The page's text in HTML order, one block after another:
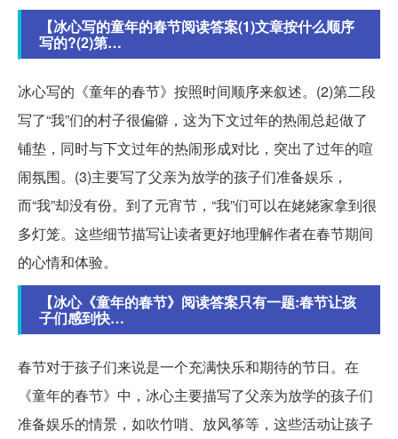
【冰心写的童年的春节阅读答案(1)文章按什么顺序
写的?(2)第…
冰心写的《童年的春节》按照时间顺序来叙述。(2)第二段
写了“我”们的村子很偏僻，这为下文过年的热闹总起做了
铺垫，同时与下文过年的热闹形成对比，突出了过年的喧
闹氛围。(3)主要写了父亲为放学的孩子们准备娱乐，
而“我”却没有份。到了元宵节，“我”们可以在姥姥家拿到很
多灯笼。这些细节描写让读者更好地理解作者在春节期间
的心情和体验。
【冰心《童年的春节》阅读答案只有一题:春节让孩
子们感到快…
春节对于孩子们来说是一个充满快乐和期待的节日。在
《童年的春节》中，冰心主要描写了父亲为放学的孩子们
准备娱乐的情景，如吹竹哨、放风筝等，这些活动让孩子